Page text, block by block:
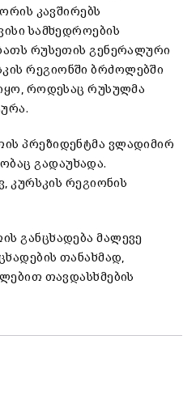
კავშირებს
სამხედროების
რუსეთის გენერალური
რეგიონში ბრძოლებში
როდესაც რუსულმა
პრეზიდენტმა ვლადიმირ
გადაუხადა.
კურსკის რეგიონის
განცხადება მალევე
თანახმად,
თავდასხმების